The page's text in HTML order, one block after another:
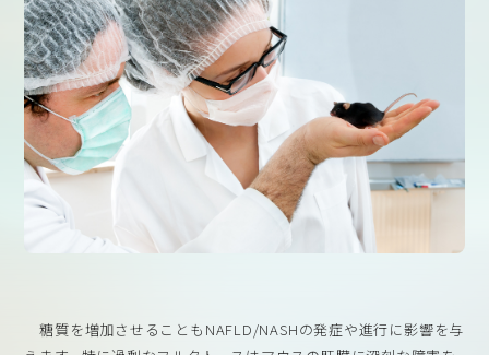
糖質を増加させることもNAFLD/NASHの発症や進行に影響を与